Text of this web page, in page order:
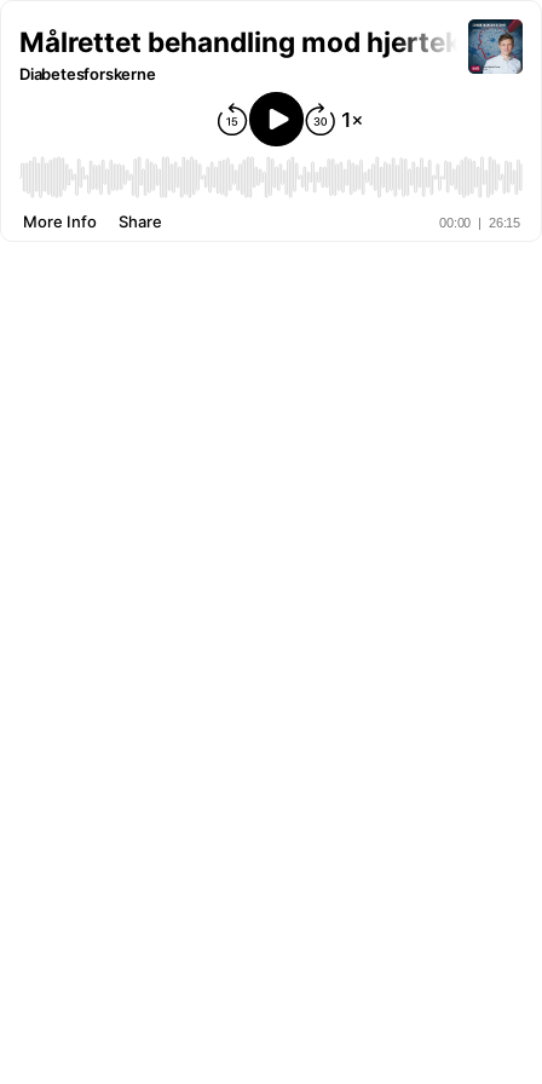
Målrettet behandling mod
Diabetesforskerne
00:00 | 26:15
More Info Share